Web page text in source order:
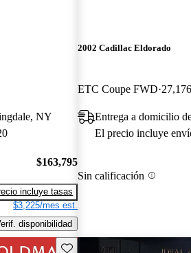
NY
$163,795
incluye tasas
$3,225/mes est.
disponibilidad
2002 Cadillac Eldorado
ETC Coupe FWD
Entrega a domicilio
El precio incluye
Sin calificación
Guarda este Aviso